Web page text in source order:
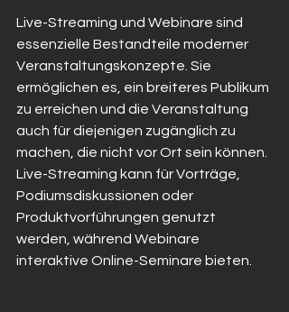
Live-Streaming und Webinare sind
essenzielle Bestandteile moderner
Veranstaltungskonzepte. Sie
ermöglichen es, ein breiteres Publikum
zu erreichen und die Veranstaltung
auch für diejenigen zugänglich zu
machen, die nicht vor Ort sein können.
Live-Streaming kann für Vorträge,
Podiumsdiskussionen oder
Produktvorführungen genutzt
werden, während Webinare
interaktive Online-Seminare bieten.